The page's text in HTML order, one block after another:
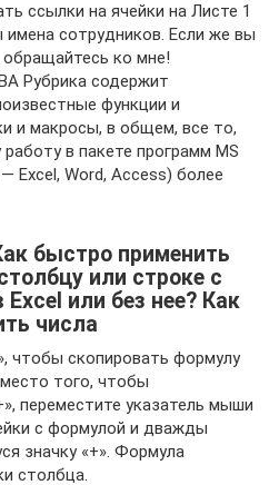
ссылки на ячейки на Листе 1
сотрудников. Если же вы
ко мне!
Рубрика содержит
функции и
и макросы, в общем, все то,
в пакете программ MS
Excel, Word, Access) более
быстро применить
или строке с
или без нее? Как
числа
чтобы скопировать формулу
того, чтобы
переместите указатель мыши
с формулой и дважды
значку «+». Формула
столбца.